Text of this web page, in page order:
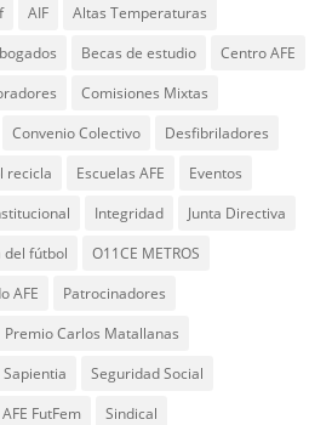
AIF
Altas Temperaturas
Becas de estudio
Centro AFE
Comisiones Mixtas
Convenio Colectivo
Desfibriladores
recicla Escuelas AFE
Eventos
Integridad
Junta Directiva
del fútbol
O11CE METROS
AFE
Patrocinadores
Premio Carlos Matallanas
Sapientia
Seguridad Social
FutFem
Sindical